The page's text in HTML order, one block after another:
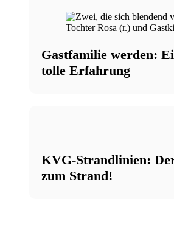
Gastfamilie werden:
tolle Erfahrung
KVG-Strandlinien:
zum Strand!